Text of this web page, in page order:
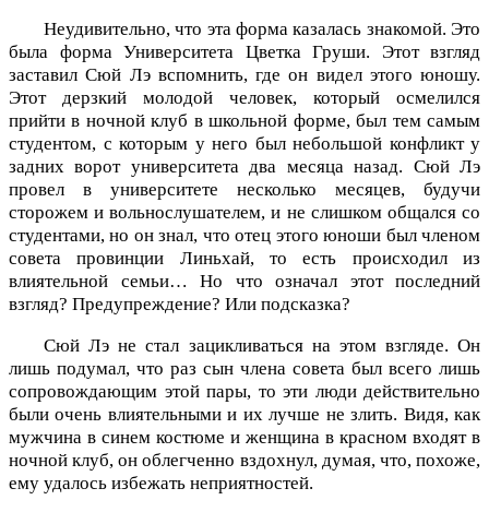
Неудивительно, что эта форма казалась знакомой. Это
была форма Университета Цветка Груши. Этот взгляд
заставил Сюй Лэ вспомнить, где он видел этого юношу.
Этот дерзкий молодой человек, который осмелился
прийти в ночной клуб в школьной форме, был тем самым
студентом, с которым у него был небольшой конфликт у
задних ворот университета два месяца назад. Сюй Лэ
провел в университете несколько месяцев, будучи
сторожем и вольнослушателем, и не слишком общался со
студентами, но он знал, что отец этого юноши был членом
совета провинции Линьхай, то есть происходил из
влиятельной семьи… Но что означал этот последний
взгляд? Предупреждение? Или подсказка?
Сюй Лэ не стал зацикливаться на этом взгляде. Он
лишь подумал, что раз сын члена совета был всего лишь
сопровождающим этой пары, то эти люди действительно
были очень влиятельными и их лучше не злить. Видя, как
мужчина в синем костюме и женщина в красном входят в
ночной клуб, он облегченно вздохнул, думая, что, похоже,
ему удалось избежать неприятностей.